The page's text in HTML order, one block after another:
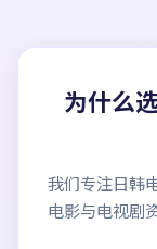
为什么
我们专注日韩
电影与电视剧